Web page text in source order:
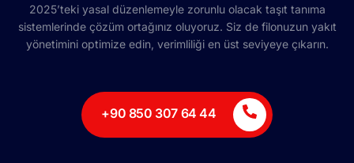
2025’teki yasal düzenlemeyle zorunlu olacak taşıt tanıma
sistemlerinde çözüm ortağınız oluyoruz. Siz de filonuzun yakıt
yönetimini optimize edin, verimliliği en üst seviyeye çıkarın.
+90 850 307 64 44